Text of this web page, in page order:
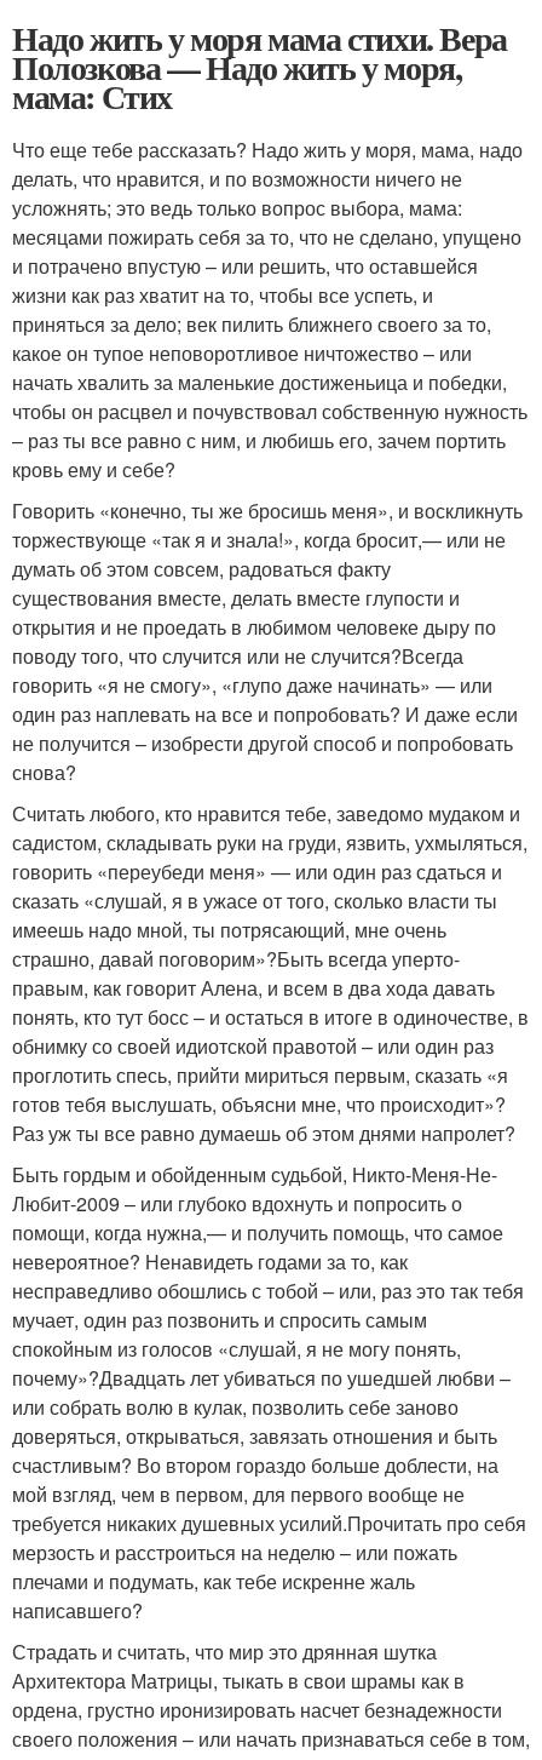
Надо жить у моря мама стихи. Вера
Полозкова — Надо жить у моря,
мама: Стих
Что еще тебе рассказать? Надо жить у моря, мама, надо
делать, что нравится, и по возможности ничего не
усложнять; это ведь только вопрос выбора, мама:
месяцами пожирать себя за то, что не сделано, упущено
и потрачено впустую – или решить, что оставшейся
жизни как раз хватит на то, чтобы все успеть, и
приняться за дело; век пилить ближнего своего за то,
какое он тупое неповоротливое ничтожество – или
начать хвалить за маленькие достиженьица и победки,
чтобы он расцвел и почувствовал собственную нужность
– раз ты все равно с ним, и любишь его, зачем портить
кровь ему и себе?
Говорить «конечно, ты же бросишь меня», и воскликнуть
торжествующе «так я и знала!», когда бросит,— или не
думать об этом совсем, радоваться факту
существования вместе, делать вместе глупости и
открытия и не проедать в любимом человеке дыру по
поводу того, что случится или не случится?Всегда
говорить «я не смогу», «глупо даже начинать» — или
один раз наплевать на все и попробовать? И даже если
не получится – изобрести другой способ и попробовать
снова?
Считать любого, кто нравится тебе, заведомо мудаком и
садистом, складывать руки на груди, язвить, ухмыляться,
говорить «переубеди меня» — или один раз сдаться и
сказать «слушай, я в ужасе от того, сколько власти ты
имеешь надо мной, ты потрясающий, мне очень
страшно, давай поговорим»?Быть всегда уперто-
правым, как говорит Алена, и всем в два хода давать
понять, кто тут босс – и остаться в итоге в одиночестве, в
обнимку со своей идиотской правотой – или один раз
проглотить спесь, прийти мириться первым, сказать «я
готов тебя выслушать, объясни мне, что происходит»?
Раз уж ты все равно думаешь об этом днями напролет?
Быть гордым и обойденным судьбой, Никто-Меня-Не-
Любит-2009 – или глубоко вдохнуть и попросить о
помощи, когда нужна,— и получить помощь, что самое
невероятное? Ненавидеть годами за то, как
несправедливо обошлись с тобой – или, раз это так тебя
мучает, один раз позвонить и спросить самым
спокойным из голосов «слушай, я не могу понять,
почему»?Двадцать лет убиваться по ушедшей любви –
или собрать волю в кулак, позволить себе заново
доверяться, открываться, завязать отношения и быть
счастливым? Во втором гораздо больше доблести, на
мой взгляд, чем в первом, для первого вообще не
требуется никаких душевных усилий.Прочитать про себя
мерзость и расстроиться на неделю – или пожать
плечами и подумать, как тебе искренне жаль
написавшего?
Страдать и считать, что мир это дрянная шутка
Архитектора Матрицы, тыкать в свои шрамы как в
ордена, грустно иронизировать насчет безнадежности
своего положения – или начать признаваться себе в том,